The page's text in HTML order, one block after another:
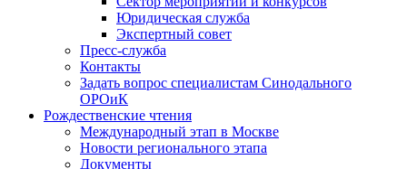
Юридическая служба
Экспертный совет
Пресс-служба
Контакты
Задать вопрос специалистам Синодального
ОРОиК
Рождественские чтения
Международный этап в Москве
Новости регионального этапа
Документы